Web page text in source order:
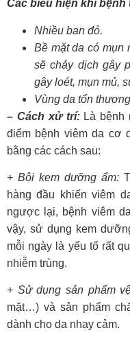
Các biểu hiện khi bệnh
Nhiều ban đỏ.
Bề mặt da có mụn
sẽ chảy dịch gây
gây loét, mụn mủ,
Vùng da tổn
– Cách xử trí: Là bệnh
điểm bệnh viêm da cơ
bằng các cách sau:
+ Bôi kem dưỡng ẩm:
hàng đầu khiến viêm
ngược lại, bệnh viêm
vậy, sử dụng kem
mỗi ngày là yếu tố rất
nhiễm trùng.
+ Sử dụng sản phẩm
mặt…) và sản phẩm
dành cho da nhạy cảm.